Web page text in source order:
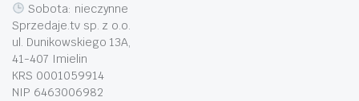
Sobota: nieczynne
Sprzedaje.tv sp. z o.o.
ul. Dunikowskiego 13A,
41-407 Imielin
KRS 0001059914
NIP 6463006982